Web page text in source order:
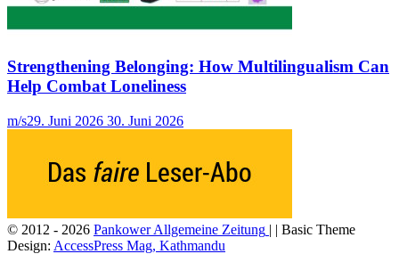
Strengthening Belonging: How Multilingualism Can
Help Combat Loneliness
m/s29. Juni 2026 30. Juni 2026
© 2012 - 2026 Pankower Allgemeine Zeitung | | Basic Theme
Design: AccessPress Mag, Kathmandu